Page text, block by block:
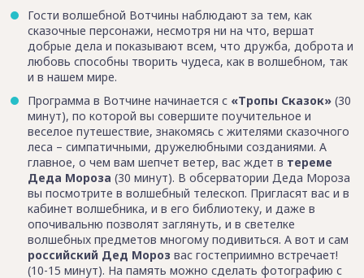
Гости волшебной Вотчины наблюдают за тем, как
сказочные персонажи, несмотря ни на что, вершат
добрые дела и показывают всем, что дружба, доброта и
любовь способны творить чудеса, как в волшебном, так
и в нашем мире.
Программа в Вотчине начинается с «Тропы Сказок» (30
минут), по которой вы совершите поучительное и
веселое путешествие, знакомясь с жителями сказочного
леса – симпатичными, дружелюбными созданиями. А
главное, о чем вам шепчет ветер, вас ждет в тереме
Деда Мороза (30 минут). В обсерватории Деда Мороза
вы посмотрите в волшебный телескоп. Пригласят вас и в
кабинет волшебника, и в его библиотеку, и даже в
опочивальню позволят заглянуть, и в светелке
волшебных предметов многому подивиться. А вот и сам
российский Дед Мороз вас гостеприимно встречает!
(10-15 минут). На память можно сделать фотографию с